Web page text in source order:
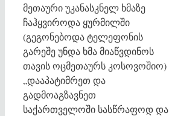
მეთაური უკანასკნელ ხმაზე
ჩაჰყვიროდა ყურმილში
(გეგონებოდა ტელეფონის
გარეშე უნდა ხმა მიაწვდინოს
თავის ოცმეთაურს კოსოვოშიო)
„დააპატიმრეთ და
გადმოაგზავნეთ
საქართველოში სასწრაფოდ და